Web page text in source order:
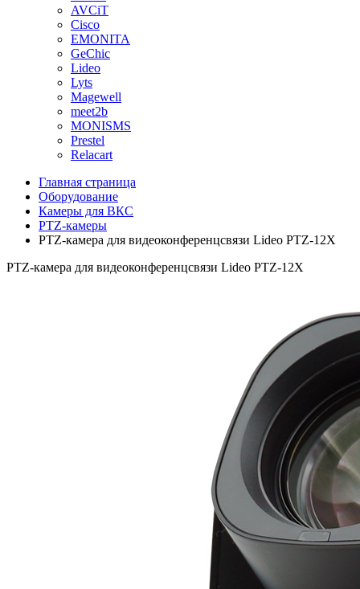
AVCiT
Cisco
EMONITA
GeChic
Lideo
Lyts
Magewell
meet2b
MONISMS
Prestel
Relacart
Главная страница
Оборудование
Камеры для ВКС
PTZ-камеры
PTZ-камера для видеоконференцсвязи Lideo PTZ-12X
PTZ-камера для видеоконференцсвязи Lideo PTZ-12X